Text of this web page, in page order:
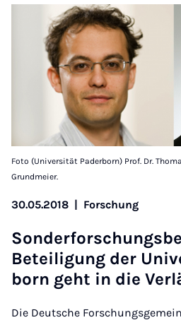
Foto (Universität Paderborn) Prof. Dr.
Grundmeier.
30.05.2018 | Forschung
Beteili­gung der
born ge­ht in die
Die Deutsche